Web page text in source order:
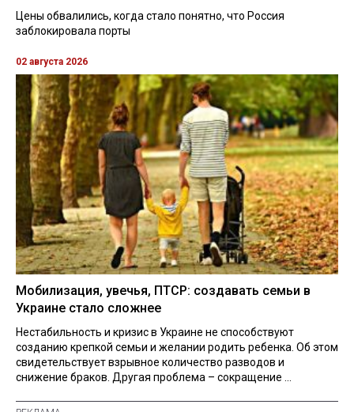
Цены обвалились, когда стало понятно, что Россия
заблокировала порты
02 августа 2026
Мобилизация, увечья, ПТСР: создавать семьи в
Украине стало сложнее
Нестабильность и кризис в Украине не способствуют
созданию крепкой семьи и желании родить ребенка. Об этом
свидетельствует взрывное количество разводов и
снижение браков. Другая проблема – сокращение ...